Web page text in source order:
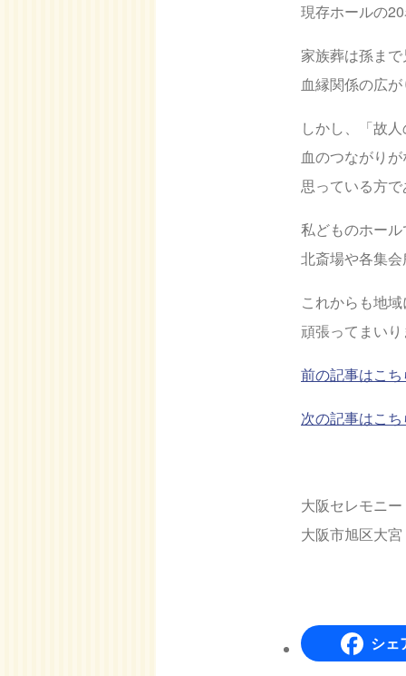
現存ホールの
家族葬は孫ま
血縁関係の広
しかし、「故
血のつながり
思っている方
私どものホー
北斎場や各集
これからも地
頑張ってまい
前の記事はこ
次の記事はこ
大阪セレモニ
大阪市旭区大
シェ